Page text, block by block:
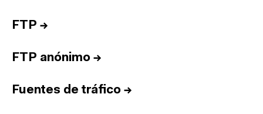
FTP →
FTP anónimo →
Fuentes de tráfico →